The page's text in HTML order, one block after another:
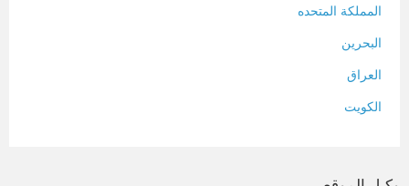
المملكة المتحده
البحرين
العراق
الكويت